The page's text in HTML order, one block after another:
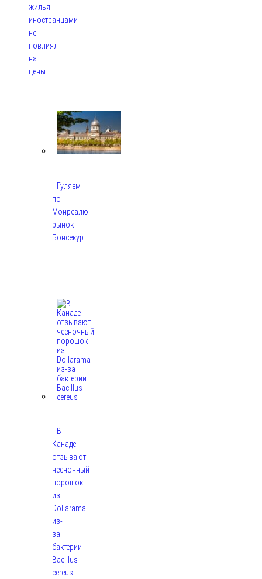
жилья
иностранцами
не
повлиял
на
цены
Гуляем
по
Монреалю:
рынок
Бонсекур
В
Канаде
отзывают
чесночный
порошок
из
Dollarama
из-
за
бактерии
Bacillus
cereus